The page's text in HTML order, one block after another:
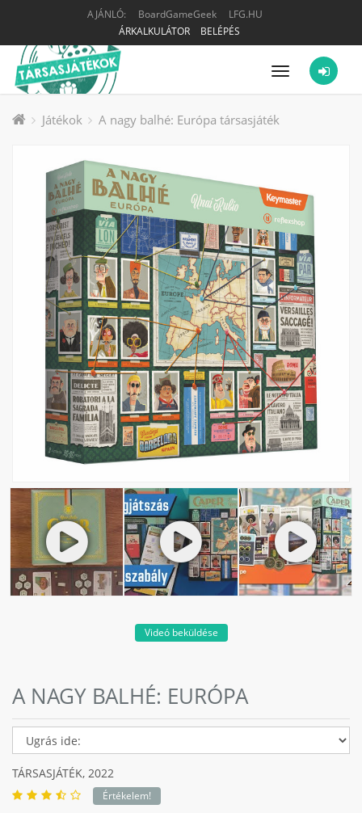
AJÁNLÓ: BoardGameGeek
LFG.HU
ÁRKALKULÁTOR
BELÉPÉS
Menü
Játékok A nagy balhé: Európa társasjáték
Videó beküldése
A NAGY BALHÉ: EURÓPA
TÁRSASJÁTÉK, 2022
Értékelem!